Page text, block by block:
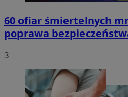
60 ofiar śmiertelnych
poprawa
3